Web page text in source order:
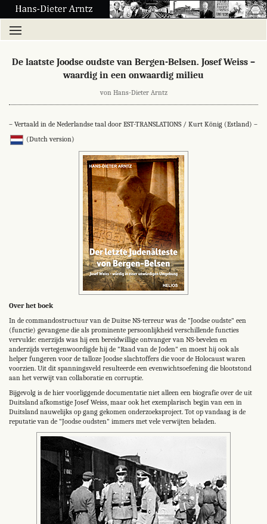
De laatste Joodse oudste van Bergen-Belsen. Josef Weiss –
waardig in een onwaardig milieu
von Hans-Dieter Arntz
– Vertaald in de Nederlandse taal door EST-TRANSLATIONS / Kurt König (Estland) –
(Dutch version)
Over het boek
In de commandostructuur van de Duitse NS-terreur was de "Joodse oudste" een
(functie) gevangene die als prominente persoonlijkheid verschillende functies
vervulde: enerzijds was hij een bereidwillige ontvanger van NS-bevelen en
anderzijds vertegenwoordigde hij de "Raad van de Joden" en moest hij ook als
helper fungeren voor de talloze Joodse slachtoffers die voor de Holocaust waren
voorzien. Uit dit spanningsveld resulteerde een evenwichtsoefening die blootstond
aan het verwijt van collaboratie en corruptie.
Bijgevolg is de hier voorliggende documentatie niet alleen een biografie over de uit
Duitsland afkomstige Josef Weiss, maar ook het exemplarisch begin van een in
Duitsland nauwelijks op gang gekomen onderzoeksproject. Tot op vandaag is de
reputatie van de "Joodse oudsten" immers met vele verwijten beladen.